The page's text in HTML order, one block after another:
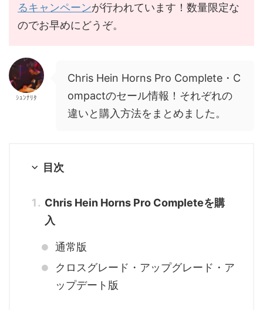
るキャンペーンが行われています！数量限定な
のでお早めにどうぞ。
ｼｭﾝﾅﾘﾀ
Chris Hein Horns Pro Complete・C
ompactのセール情報！それぞれの
違いと購入方法をまとめました。
目次
Chris Hein Horns Pro Completeを購
入
通常版
クロスグレード・アップグレード・ア
ップデート版